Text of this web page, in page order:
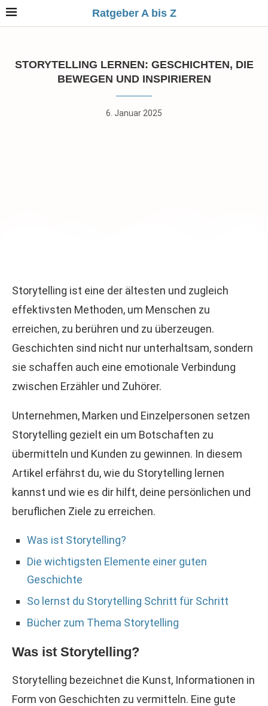
Ratgeber A bis Z
STORYTELLING LERNEN: GESCHICHTEN, DIE
BEWEGEN UND INSPIRIEREN
6. Januar 2025
Storytelling ist eine der ältesten und zugleich
effektivsten Methoden, um Menschen zu
erreichen, zu berühren und zu überzeugen.
Geschichten sind nicht nur unterhaltsam, sondern
sie schaffen auch eine emotionale Verbindung
zwischen Erzähler und Zuhörer.
Unternehmen, Marken und Einzelpersonen setzen
Storytelling gezielt ein um Botschaften zu
übermitteln und Kunden zu gewinnen. In diesem
Artikel erfährst du, wie du Storytelling lernen
kannst und wie es dir hilft, deine persönlichen und
beruflichen Ziele zu erreichen.
Was ist Storytelling?
Die wichtigsten Elemente einer guten
Geschichte
So lernst du Storytelling Schritt für Schritt
Bücher zum Thema Storytelling
Was ist Storytelling?
Storytelling bezeichnet die Kunst, Informationen in
Form von Geschichten zu vermitteln. Eine gute